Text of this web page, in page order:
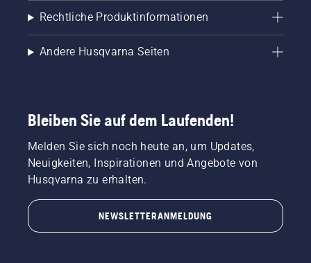
Rechtliche Produktinformationen
Andere Husqvarna Seiten
Bleiben Sie auf dem Laufenden!
Melden Sie sich noch heute an, um Updates,
Neuigkeiten, Inspirationen und Angebote von
Husqvarna zu erhalten.
NEWSLETTERANMELDUNG